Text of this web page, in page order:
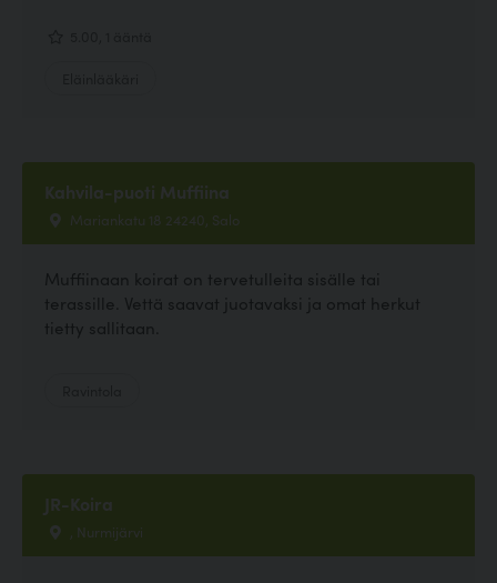
Kahvila-puoti Muffiina
Mariankatu 18 24240, Salo
Muffiinaan koirat on tervetulleita sisälle tai
terassille. Vettä saavat juotavaksi ja omat herkut
tietty sallitaan.
JR-Koira
, Nurmijärvi